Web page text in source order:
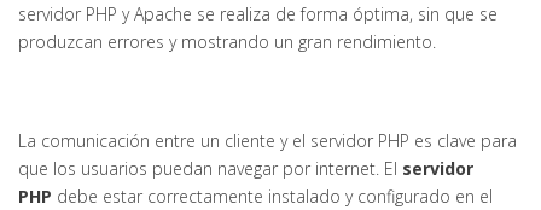
servidor PHP y Apache se realiza de forma óptima, sin que se
produzcan errores y mostrando un gran rendimiento.
La comunicación entre un cliente y el servidor PHP es clave para
que los usuarios puedan navegar por internet. El servidor
PHP debe estar correctamente instalado y configurado en el